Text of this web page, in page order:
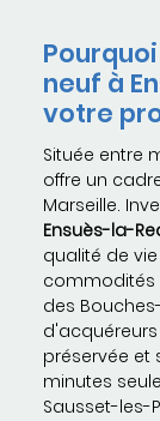
neuf à
votre
Située entre
offre un
Marseille.
Ensuès-la-
qualité de
commodités
des
préservée et
minutes
Sausset-les-